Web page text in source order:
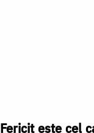
Fericit este cel